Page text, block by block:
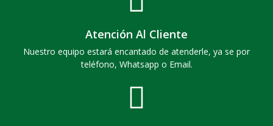
Atención Al Cliente
Nuestro equipo estará encantado de atenderle, ya se por
teléfono, Whatsapp o Email.